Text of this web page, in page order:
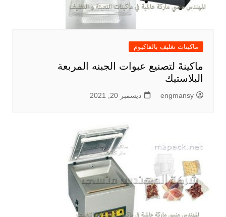
ماكينات تغليف بالفاكيوم
ماكينهً لتصنيع عبوات الجبنه المربعة
البلاستيك
engmansy ديسمبر 20, 2021